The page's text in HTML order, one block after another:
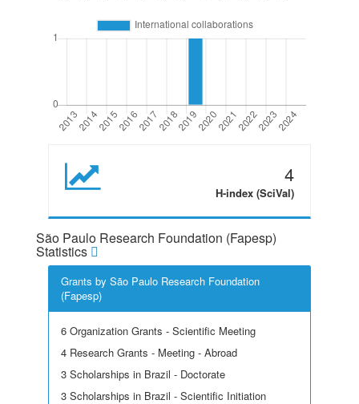
4
H-index (SciVal)
São Paulo Research Foundation (Fapesp)
Statistics
Grants by São Paulo Research Foundation
(Fapesp)
6 Organization Grants - Scientific Meeting
4 Research Grants - Meeting - Abroad
3 Scholarships in Brazil - Doctorate
3 Scholarships in Brazil - Scientific Initiation